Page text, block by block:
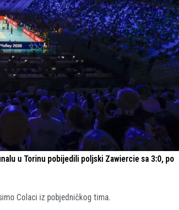
u Torinu pobijedili poljski Zawiercie sa 3:0, po
Colaci iz pobjedničkog tima.